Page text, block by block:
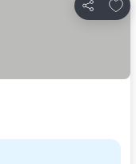
Del
Føj